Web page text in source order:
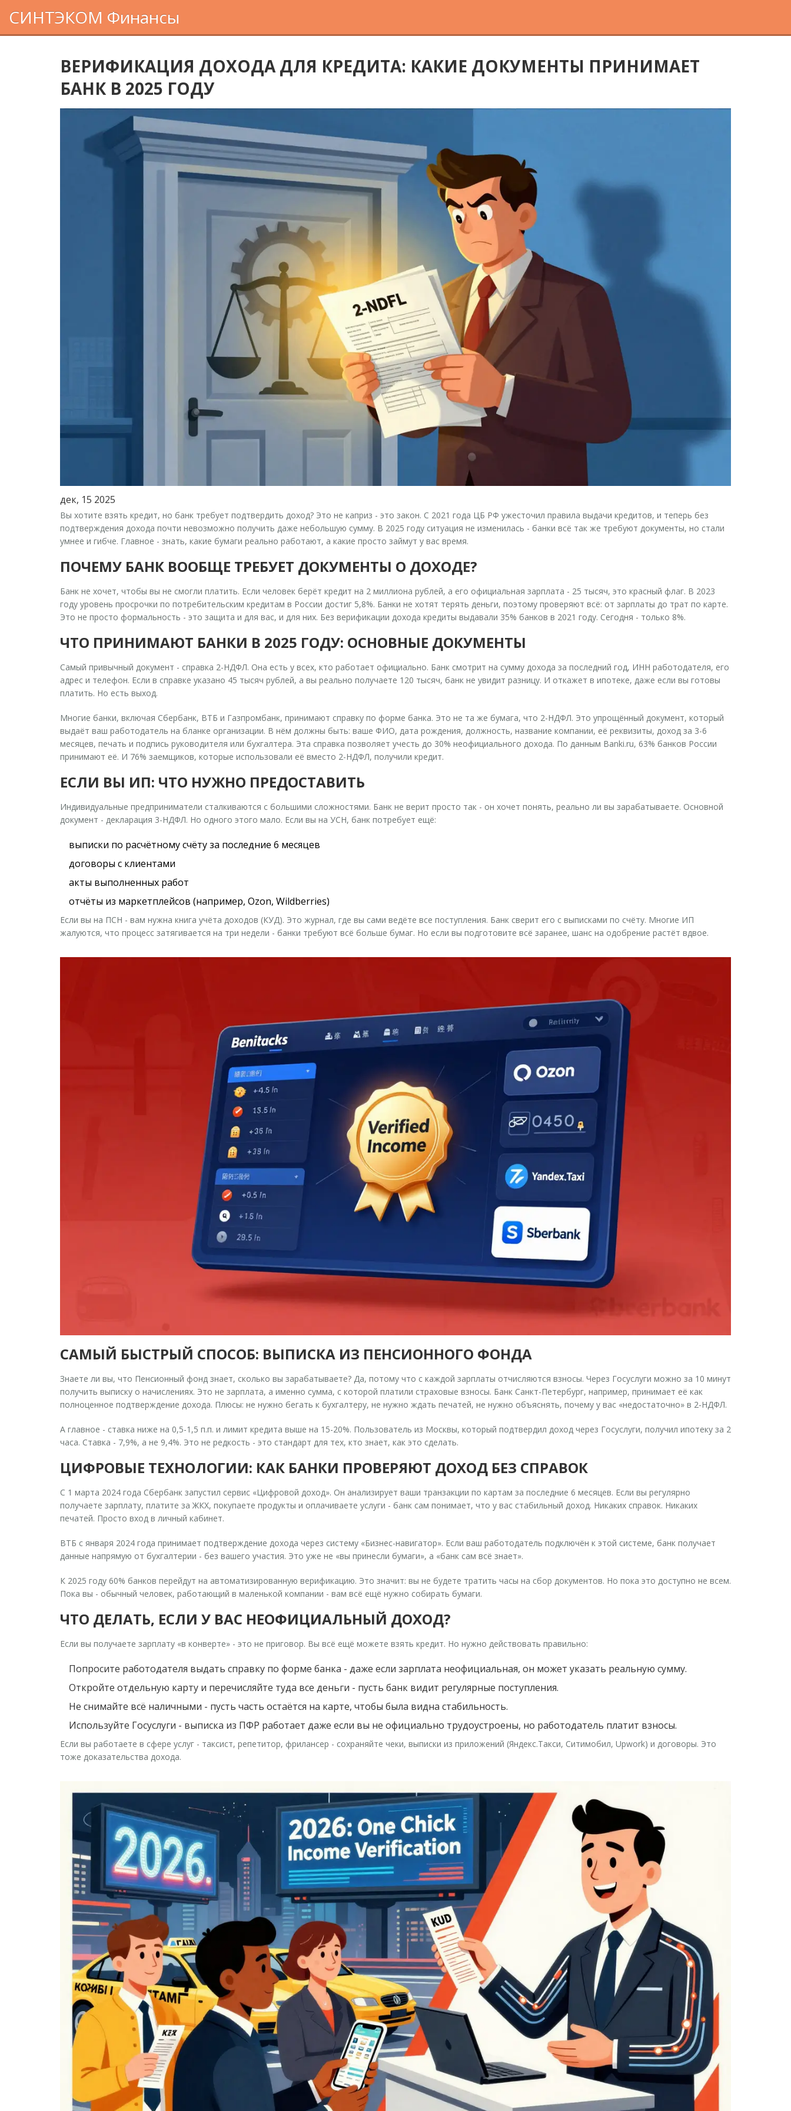
СИНТЭКОМ Финансы
ВЕРИФИКАЦИЯ ДОХОДА ДЛЯ КРЕДИТА: КАКИЕ ДОКУМЕНТЫ ПРИНИМАЕТ
БАНК В 2025 ГОДУ
дек, 15 2025
Вы хотите взять кредит, но банк требует подтвердить доход? Это не каприз - это закон. С 2021 года ЦБ РФ ужесточил правила выдачи кредитов, и теперь без
подтверждения дохода почти невозможно получить даже небольшую сумму. В 2025 году ситуация не изменилась - банки всё так же требуют документы, но стали
умнее и гибче. Главное - знать, какие бумаги реально работают, а какие просто займут у вас время.
ПОЧЕМУ БАНК ВООБЩЕ ТРЕБУЕТ ДОКУМЕНТЫ О ДОХОДЕ?
Банк не хочет, чтобы вы не смогли платить. Если человек берёт кредит на 2 миллиона рублей, а его официальная зарплата - 25 тысяч, это красный флаг. В 2023
году уровень просрочки по потребительским кредитам в России достиг 5,8%. Банки не хотят терять деньги, поэтому проверяют всё: от зарплаты до трат по карте.
Это не просто формальность - это защита и для вас, и для них. Без верификации дохода кредиты выдавали 35% банков в 2021 году. Сегодня - только 8%.
ЧТО ПРИНИМАЮТ БАНКИ В 2025 ГОДУ: ОСНОВНЫЕ ДОКУМЕНТЫ
Самый привычный документ - справка 2-НДФЛ. Она есть у всех, кто работает официально. Банк смотрит на сумму дохода за последний год, ИНН работодателя, его
адрес и телефон. Если в справке указано 45 тысяч рублей, а вы реально получаете 120 тысяч, банк не увидит разницу. И откажет в ипотеке, даже если вы готовы
платить. Но есть выход.
Многие банки, включая Сбербанк, ВТБ и Газпромбанк, принимают справку по форме банка. Это не та же бумага, что 2-НДФЛ. Это упрощённый документ, который
выдаёт ваш работодатель на бланке организации. В нём должны быть: ваше ФИО, дата рождения, должность, название компании, её реквизиты, доход за 3-6
месяцев, печать и подпись руководителя или бухгалтера. Эта справка позволяет учесть до 30% неофициального дохода. По данным Banki.ru, 63% банков России
принимают её. И 76% заемщиков, которые использовали её вместо 2-НДФЛ, получили кредит.
ЕСЛИ ВЫ ИП: ЧТО НУЖНО ПРЕДОСТАВИТЬ
Индивидуальные предприниматели сталкиваются с большими сложностями. Банк не верит просто так - он хочет понять, реально ли вы зарабатываете. Основной
документ - декларация 3-НДФЛ. Но одного этого мало. Если вы на УСН, банк потребует ещё:
выписки по расчётному счёту за последние 6 месяцев
договоры с клиентами
акты выполненных работ
отчёты из маркетплейсов (например, Ozon, Wildberries)
Если вы на ПСН - вам нужна книга учёта доходов (КУД). Это журнал, где вы сами ведёте все поступления. Банк сверит его с выписками по счёту. Многие ИП
жалуются, что процесс затягивается на три недели - банки требуют всё больше бумаг. Но если вы подготовите всё заранее, шанс на одобрение растёт вдвое.
САМЫЙ БЫСТРЫЙ СПОСОБ: ВЫПИСКА ИЗ ПЕНСИОННОГО ФОНДА
Знаете ли вы, что Пенсионный фонд знает, сколько вы зарабатываете? Да, потому что с каждой зарплаты отчисляются взносы. Через Госуслуги можно за 10 минут
получить выписку о начислениях. Это не зарплата, а именно сумма, с которой платили страховые взносы. Банк Санкт-Петербург, например, принимает её как
полноценное подтверждение дохода. Плюсы: не нужно бегать к бухгалтеру, не нужно ждать печатей, не нужно объяснять, почему у вас «недостаточно» в 2-НДФЛ.
А главное - ставка ниже на 0,5-1,5 п.п. и лимит кредита выше на 15-20%. Пользователь из Москвы, который подтвердил доход через Госуслуги, получил ипотеку за 2
часа. Ставка - 7,9%, а не 9,4%. Это не редкость - это стандарт для тех, кто знает, как это сделать.
ЦИФРОВЫЕ ТЕХНОЛОГИИ: КАК БАНКИ ПРОВЕРЯЮТ ДОХОД БЕЗ СПРАВОК
С 1 марта 2024 года Сбербанк запустил сервис «Цифровой доход». Он анализирует ваши транзакции по картам за последние 6 месяцев. Если вы регулярно
получаете зарплату, платите за ЖКХ, покупаете продукты и оплачиваете услуги - банк сам понимает, что у вас стабильный доход. Никаких справок. Никаких
печатей. Просто вход в личный кабинет.
ВТБ с января 2024 года принимает подтверждение дохода через систему «Бизнес-навигатор». Если ваш работодатель подключён к этой системе, банк получает
данные напрямую от бухгалтерии - без вашего участия. Это уже не «вы принесли бумаги», а «банк сам всё знает».
К 2025 году 60% банков перейдут на автоматизированную верификацию. Это значит: вы не будете тратить часы на сбор документов. Но пока это доступно не всем.
Пока вы - обычный человек, работающий в маленькой компании - вам всё ещё нужно собирать бумаги.
ЧТО ДЕЛАТЬ, ЕСЛИ У ВАС НЕОФИЦИАЛЬНЫЙ ДОХОД?
Если вы получаете зарплату «в конверте» - это не приговор. Вы всё ещё можете взять кредит. Но нужно действовать правильно:
Попросите работодателя выдать справку по форме банка - даже если зарплата неофициальная, он может указать реальную сумму.
Откройте отдельную карту и перечисляйте туда все деньги - пусть банк видит регулярные поступления.
Не снимайте всё наличными - пусть часть остаётся на карте, чтобы была видна стабильность.
Используйте Госуслуги - выписка из ПФР работает даже если вы не официально трудоустроены, но работодатель платит взносы.
Если вы работаете в сфере услуг - таксист, репетитор, фрилансер - сохраняйте чеки, выписки из приложений (Яндекс.Такси, Ситимобил, Upwork) и договоры. Это
тоже доказательства дохода.